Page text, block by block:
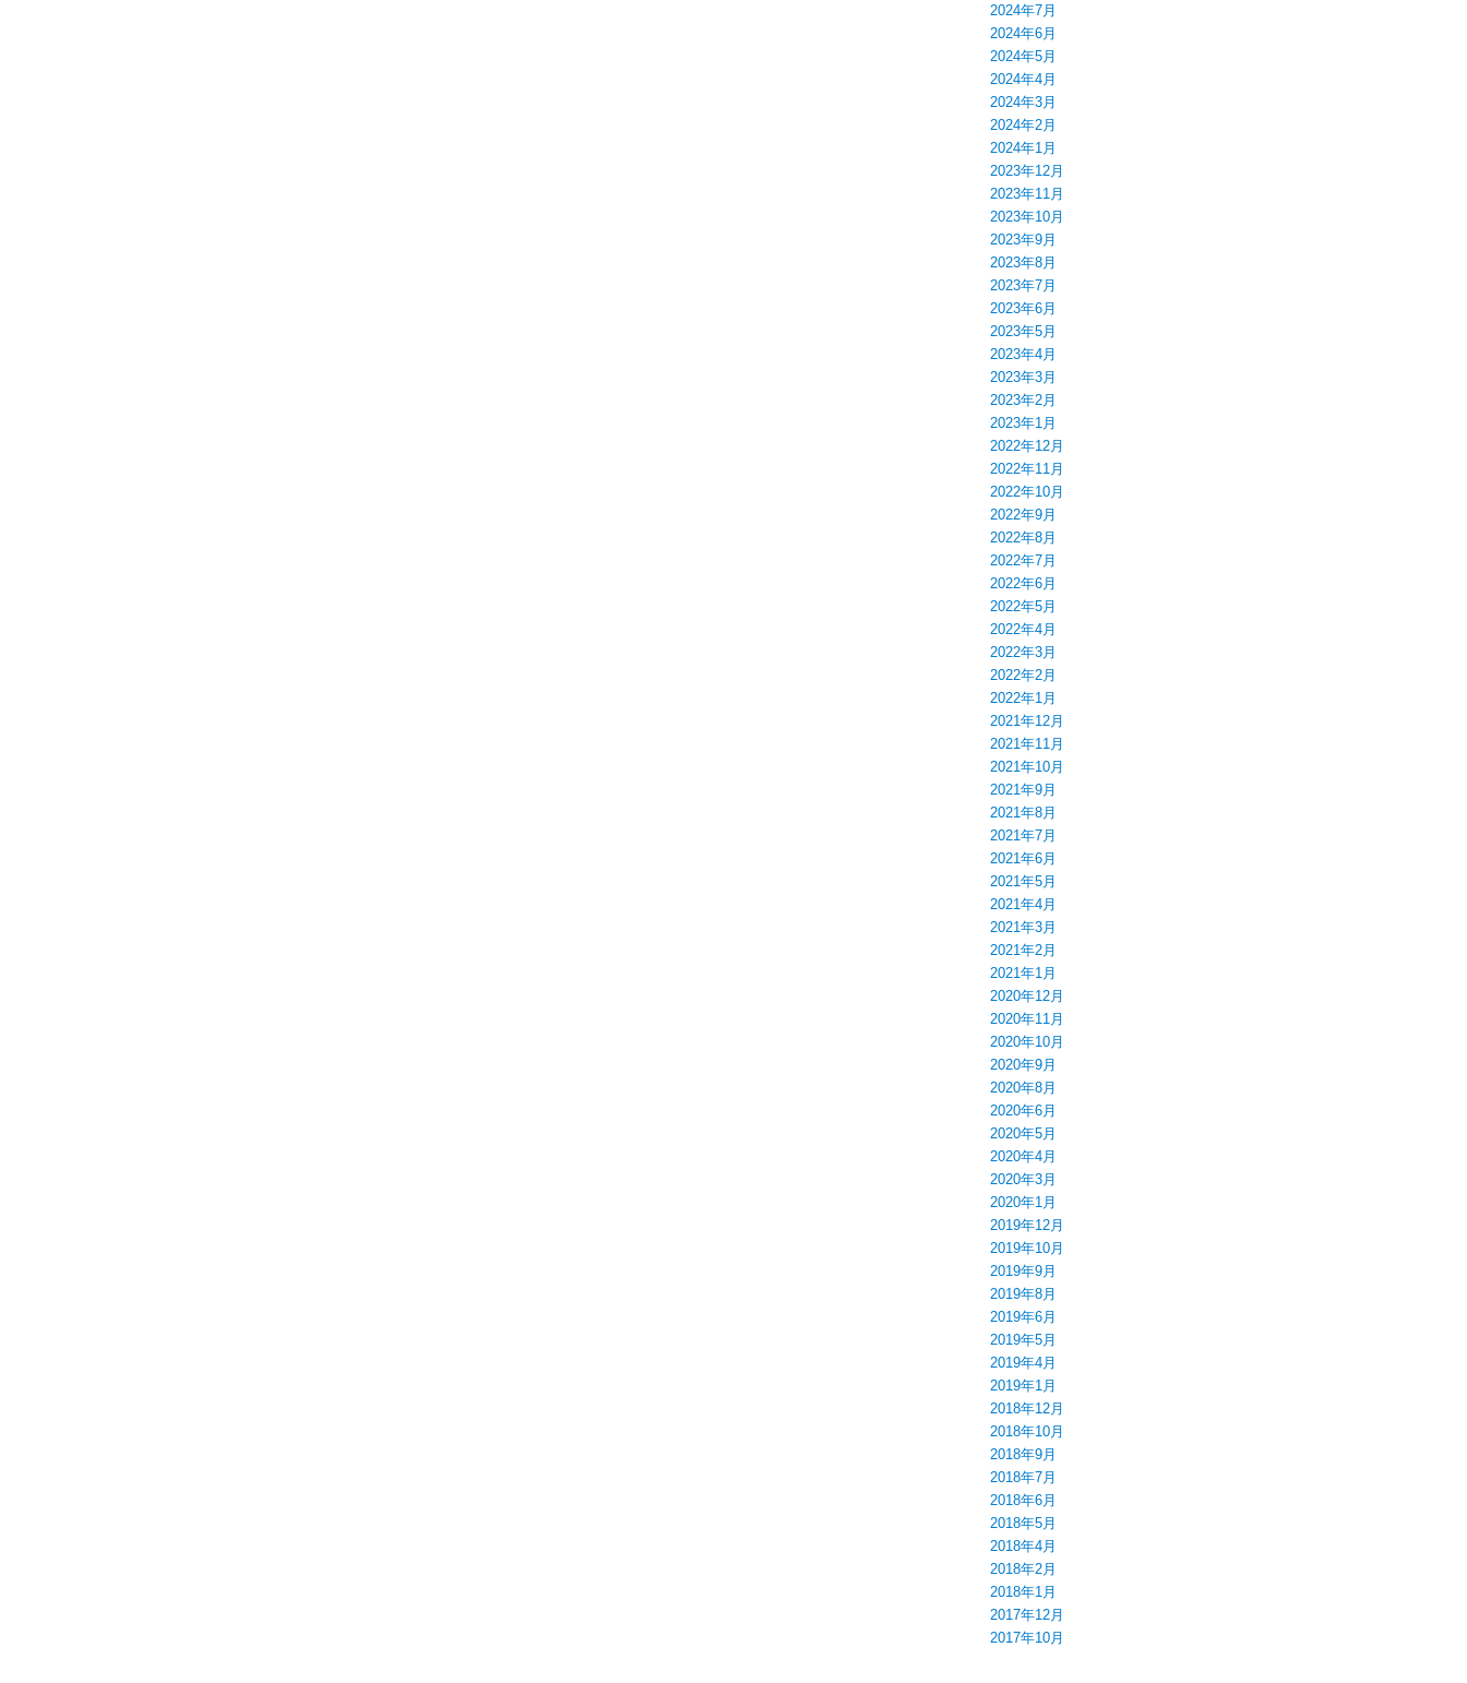
2024年7月
2024年6月
2024年5月
2024年4月
2024年3月
2024年2月
2024年1月
2023年12月
2023年11月
2023年10月
2023年9月
2023年8月
2023年7月
2023年6月
2023年5月
2023年4月
2023年3月
2023年2月
2023年1月
2022年12月
2022年11月
2022年10月
2022年9月
2022年8月
2022年7月
2022年6月
2022年5月
2022年4月
2022年3月
2022年2月
2022年1月
2021年12月
2021年11月
2021年10月
2021年9月
2021年8月
2021年7月
2021年6月
2021年5月
2021年4月
2021年3月
2021年2月
2021年1月
2020年12月
2020年11月
2020年10月
2020年9月
2020年8月
2020年6月
2020年5月
2020年4月
2020年3月
2020年1月
2019年12月
2019年10月
2019年9月
2019年8月
2019年6月
2019年5月
2019年4月
2019年1月
2018年12月
2018年10月
2018年9月
2018年7月
2018年6月
2018年5月
2018年4月
2018年2月
2018年1月
2017年12月
2017年10月